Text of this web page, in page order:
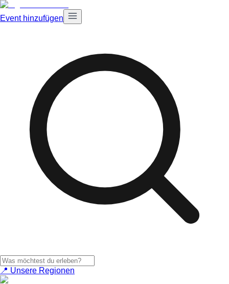
Event hinzufügen
📍 Unsere Regionen